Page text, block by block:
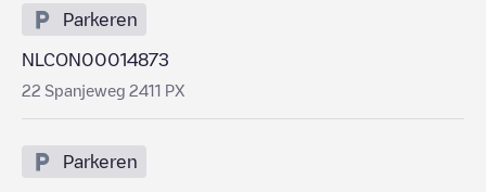
Parkeren
NLCON00014873
22 Spanjeweg 2411 PX
Parkeren